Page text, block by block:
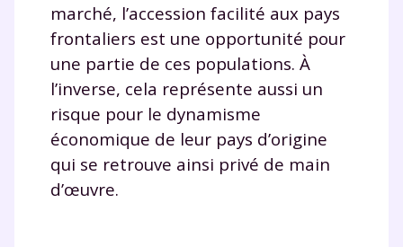
marché, l’accession facilité aux pays
frontaliers est une opportunité pour
une partie de ces populations. À
l’inverse, cela représente aussi un
risque pour le dynamisme
économique de leur pays d’origine
qui se retrouve ainsi privé de main
d’œuvre.
TESTER GRATUITEMENT
* Votre code d'accès sera envoyé à cette adresse e-mail. En
renseignant votre e-mail, vous consentez à ce que vos
données à caractère personnel soient traitées par SEJER, sous
la marque myMaxicours, afin que SEJER puisse vous donner
accès au service de soutien scolaire pendant 24h. Pour en
savoir plus sur la gestion de vos données personnelles et
pour exercer vos droits, vous pouvez consulter
notre
charte.